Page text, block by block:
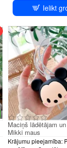
Ielikt
Krājumu pieejamība:
Maciņš lādētājam
Mikki maus